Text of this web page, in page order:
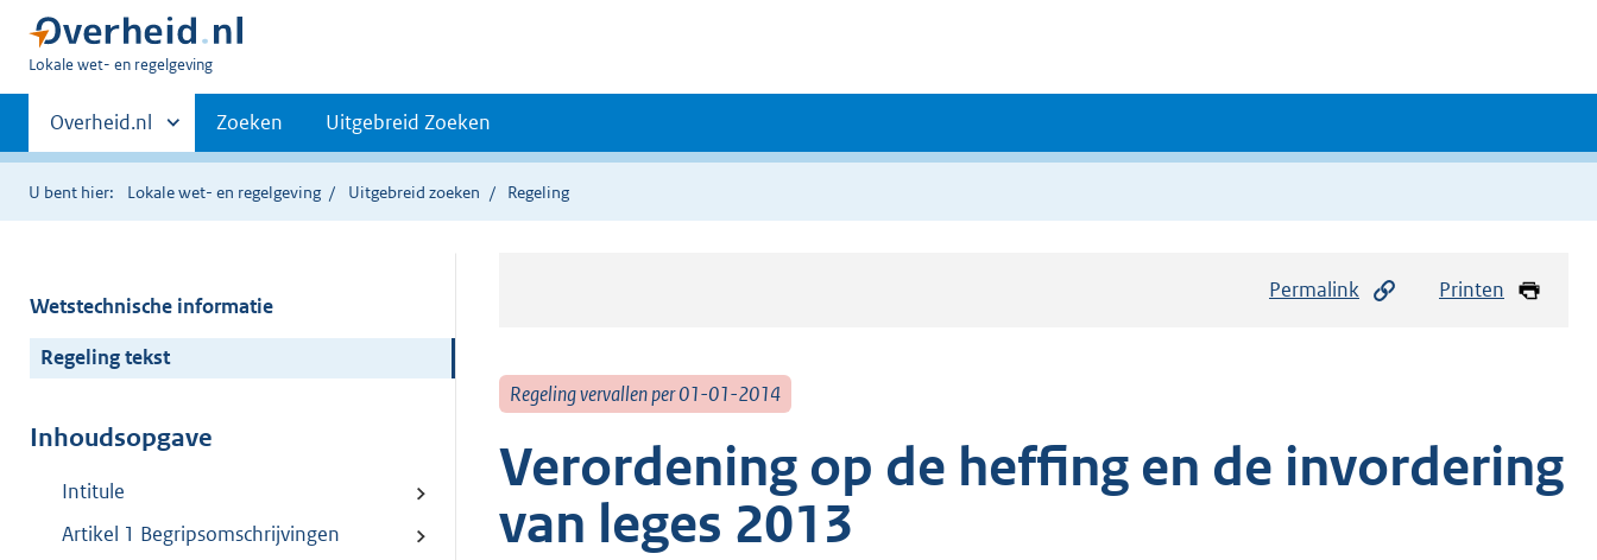
U
hier:
Lokale wet- en regelgeving
Primaire
navigatie
Andere
sites
binnen
Overheid.nl Zoeken Uitgebreid Zoeken
U bent hier: Lokale wet- en regelgeving Uitgebreid zoeken Regeling
Wetstechnische informatie
Regeling tekst
Inhoudsopgave
Intitule
Artikel 1 Begripsomschrijvingen
Permalink Printen
Regeling vervallen per 01-01-2014
Verordening op de heffing en de invordering
van leges 2013